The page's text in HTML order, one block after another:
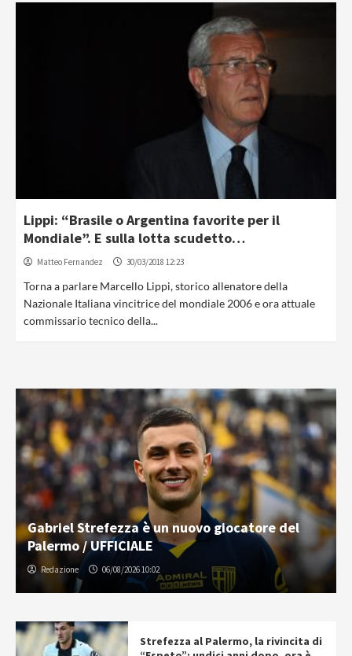
Lippi: “Brasile o Argentina favorite per il
Mondiale”. E sulla lotta scudetto…
Matteo Fernandez 30/03/2018 12:23
Torna a parlare Marcello Lippi, storico allenatore della
Nazionale Italiana vincitrice del mondiale 2006 e ora attuale
commissario tecnico della...
Gabriel Strefezza è un nuovo giocatore del
Palermo / UFFICIALE
Redazione 06/08/2026 10:02
Strefezza al Palermo, la rivincita di